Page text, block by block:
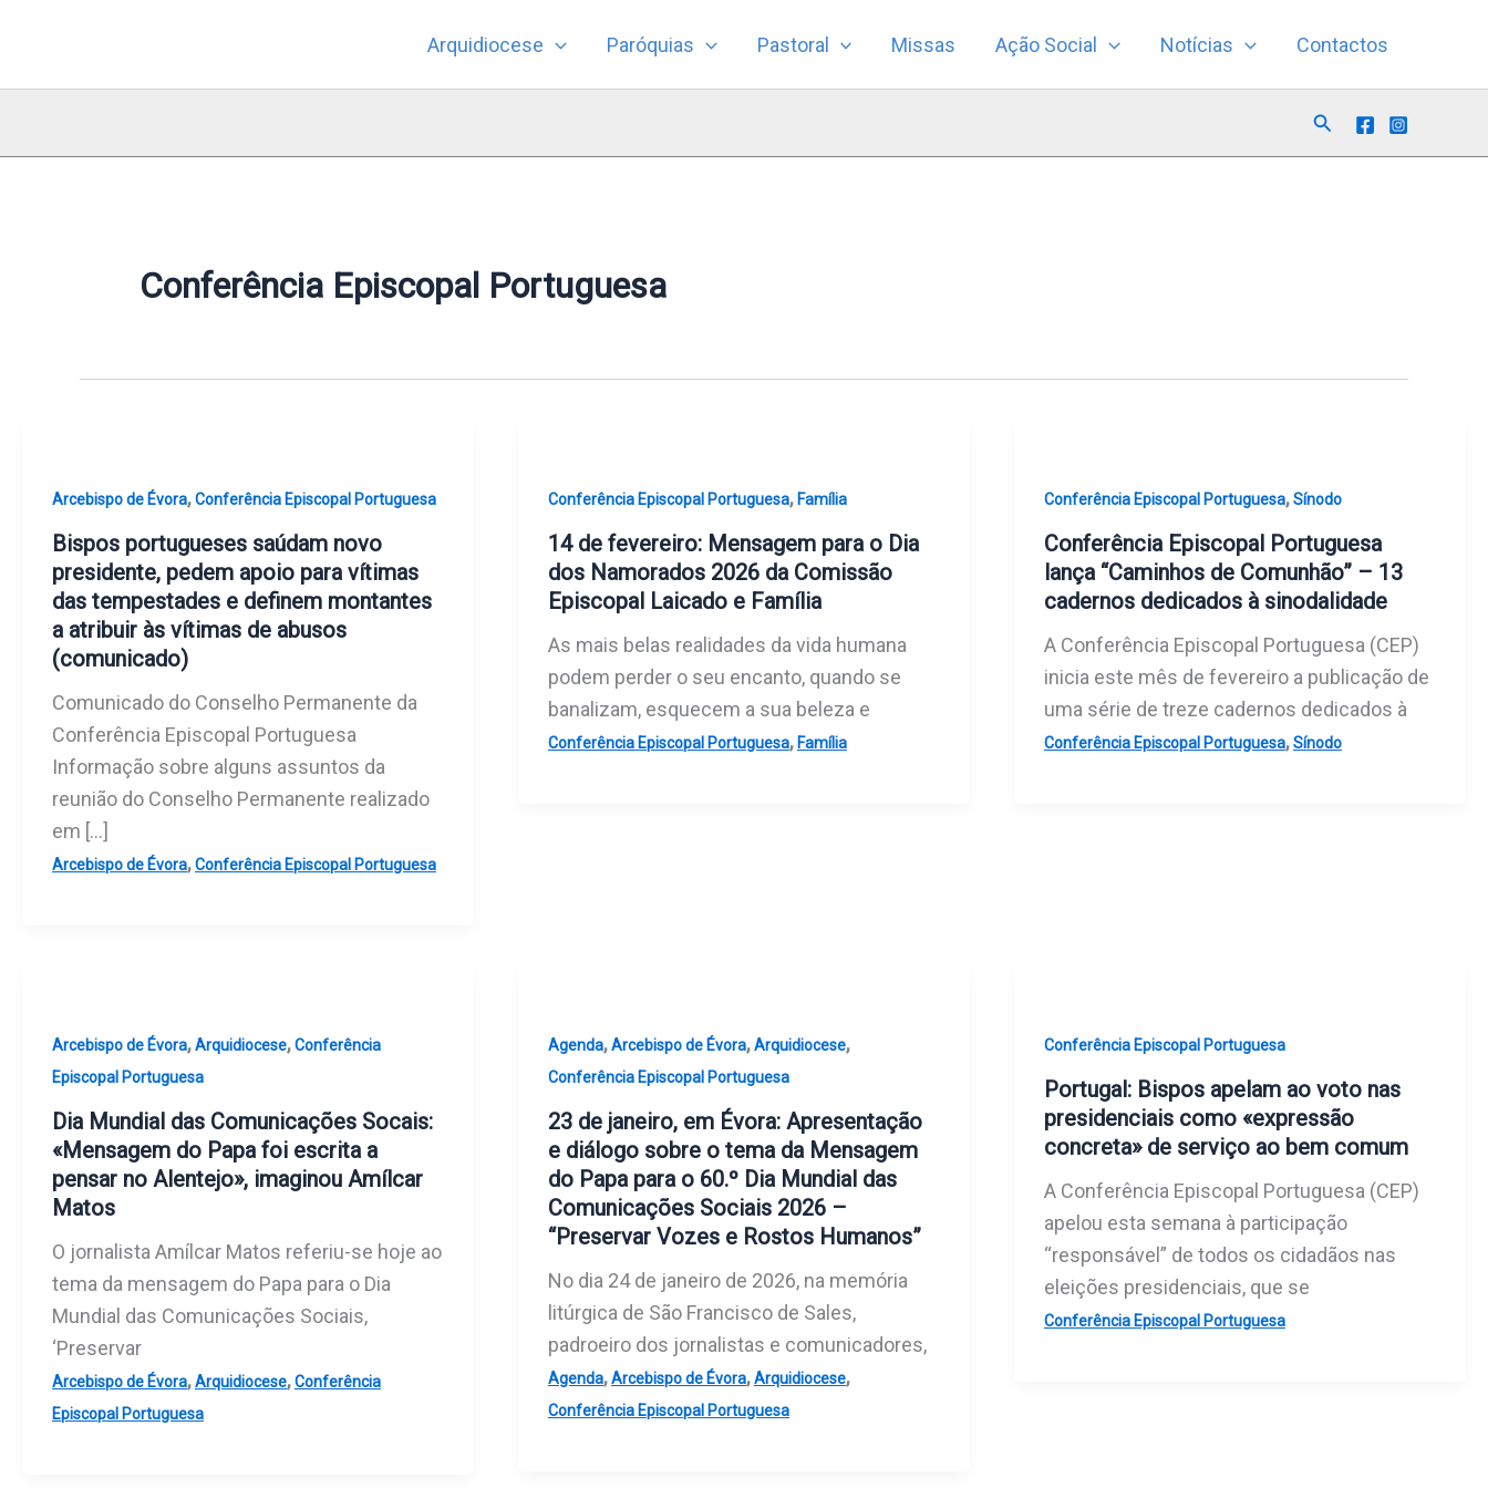
Arquidiocese Paróquias Pastoral Missas Ação Social Notícias Contactos
Search
Conferência Episcopal Portuguesa
Arcebispo de Évora,Conferência Episcopal Portuguesa
Bispos portugueses saúdam novo
presidente, pedem apoio para vítimas
das tempestades e definem montantes
a atribuir às vítimas de abusos
(comunicado)
Comunicado do Conselho Permanente da
Conferência Episcopal Portuguesa
Informação sobre alguns assuntos da
reunião do Conselho Permanente realizado
em […]
Arcebispo de Évora,Conferência Episcopal Portuguesa
Conferência Episcopal Portuguesa, Família
14 de fevereiro: Mensagem para o Dia
dos Namorados 2026 da Comissão
Episcopal Laicado e Família
As mais belas realidades da vida humana
podem perder o seu encanto, quando se
banalizam, esquecem a sua beleza e
Conferência Episcopal Portuguesa, Família
Conferência Episcopal Portuguesa,Sínodo
Conferência Episcopal Portuguesa
lança “Caminhos de Comunhão” – 13
cadernos dedicados à sinodalidade
A Conferência Episcopal Portuguesa (CEP)
inicia este mês de fevereiro a publicação de
uma série de treze cadernos dedicados à
Conferência Episcopal Portuguesa,Sínodo
Arcebispo de Évora,Arquidiocese,Conferência
Episcopal Portuguesa
Dia Mundial das Comunicações Socais:
«Mensagem do Papa foi escrita a
pensar no Alentejo», imaginou Amílcar
Matos
O jornalista Amílcar Matos referiu-se hoje ao
tema da mensagem do Papa para o Dia
Mundial das Comunicações Sociais,
‘Preservar
Arcebispo de Évora,Arquidiocese,Conferência
Episcopal Portuguesa
Agenda,Arcebispo de Évora,Arquidiocese,
Conferência Episcopal Portuguesa
23 de janeiro, em Évora: Apresentação
e diálogo sobre o tema da Mensagem
do Papa para o 60.º Dia Mundial das
Comunicações Sociais 2026 –
“Preservar Vozes e Rostos Humanos”
No dia 24 de janeiro de 2026, na memória
litúrgica de São Francisco de Sales,
padroeiro dos jornalistas e comunicadores,
Agenda,Arcebispo de Évora,Arquidiocese,
Conferência Episcopal Portuguesa
Conferência Episcopal Portuguesa
Portugal: Bispos apelam ao voto nas
presidenciais como «expressão
concreta» de serviço ao bem comum
A Conferência Episcopal Portuguesa (CEP)
apelou esta semana à participação
“responsável” de todos os cidadãos nas
eleições presidenciais, que se
Conferência Episcopal Portuguesa